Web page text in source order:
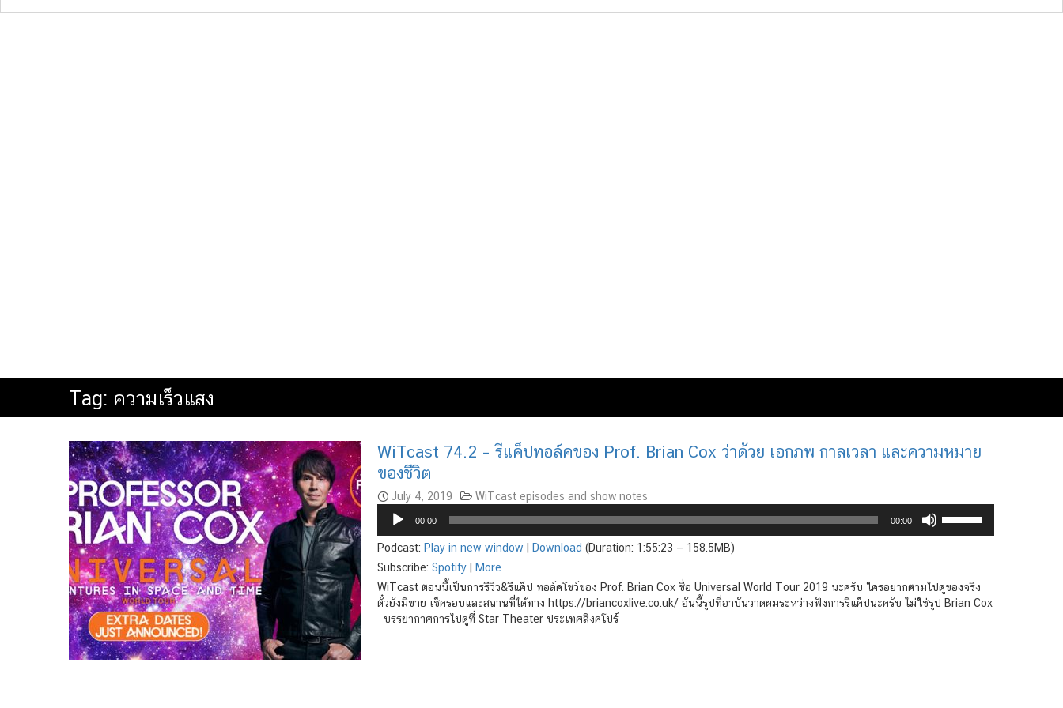
Tag: ความเร็วแสง
WiTcast 74.2 – รีแค็ปทอล์คของ Prof. Brian Cox ว่าด้วย เอกภพ กาลเวลา และความหมาย
ของชีวิต
July 4, 2019 WiTcast episodes and show notes
Audio
Player
00:00 00:00
increase
or
Podcast: Play in new window Download (Duration: 1:55:23 — 158.5MB)
Subscribe: Spotify|
More
WiTcast ตอนนี้เป็นการรีวิว&รีแค็ป ทอล์คโชว์ของ Prof. Brian Cox ชื่อ Universal World Tour 2019 นะครับ ใครอยากตามไปดูของจริง
ตั๋วยังมีขาย เช็ครอบและสถานที่ได้ทาง https://briancoxlive.co.uk/ อันนี้รูปที่อาบันวาดผมระหว่างฟังการรีแค็ปนะครับ ไม่ใช่รูป Brian Cox
บรรยากาศการไปดูที่ Star Theater ประเทศสิงคโปร์